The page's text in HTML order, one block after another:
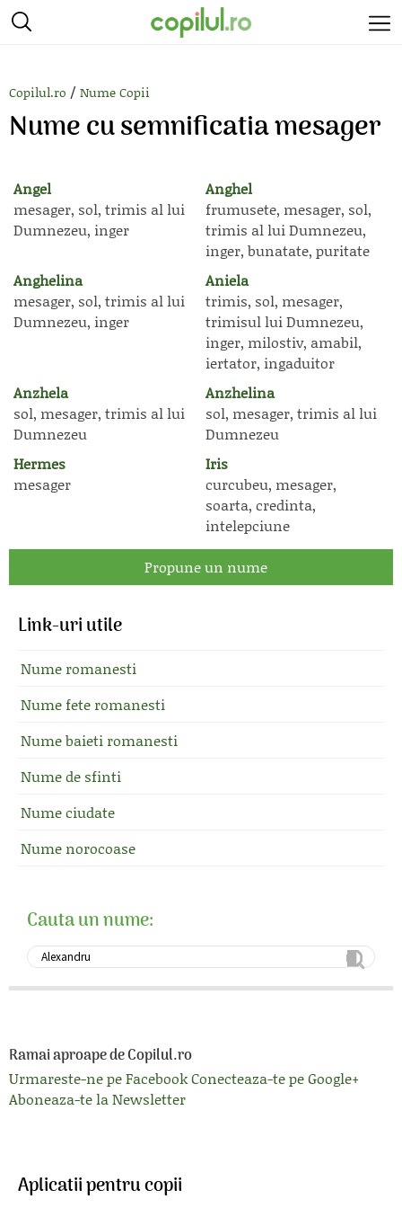
Copilul.ro / Nume Copii
Nume cu semnificatia mesager
Angel
mesager, sol, trimis al lui
Dumnezeu, inger
Anghel
frumusete, mesager, sol,
trimis al lui Dumnezeu,
inger, bunatate, puritate
Anghelina
mesager, sol, trimis al lui
Dumnezeu, inger
Aniela
trimis, sol, mesager,
trimisul lui Dumnezeu,
inger, milostiv, amabil,
iertator, ingaduitor
Anzhela
sol, mesager, trimis al lui
Dumnezeu
Anzhelina
sol, mesager, trimis al lui
Dumnezeu
Hermes
mesager
Iris
curcubeu, mesager,
soarta, credinta,
intelepciune
Propune un nume
Link-uri utile
Nume romanesti
Nume fete romanesti
Nume baieti romanesti
Nume de sfinti
Nume ciudate
Nume norocoase
Cauta un nume:
Ramai aproape de Copilul.ro
Urmareste-ne pe FacebookConecteaza-te pe Google+
Aboneaza-te la Newsletter
Aplicatii pentru copii